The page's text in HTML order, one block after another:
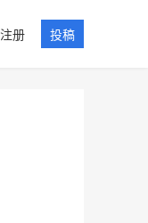
注册 投稿